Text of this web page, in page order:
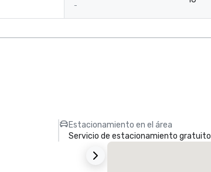
-
Estacionamiento en el área
Servicio de estacionamiento gratuito